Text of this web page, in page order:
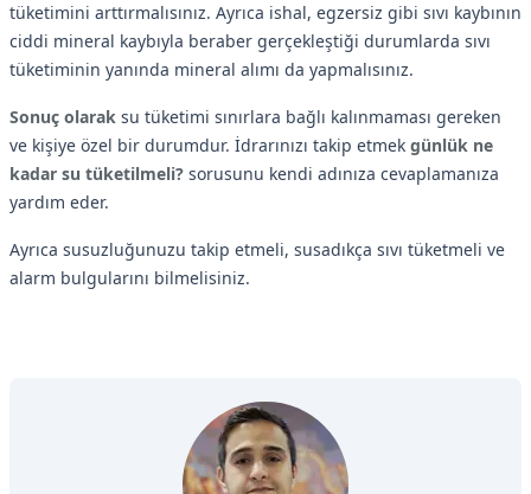
tüketimini arttırmalısınız. Ayrıca ishal, egzersiz gibi sıvı kaybının
ciddi mineral kaybıyla beraber gerçekleştiği durumlarda sıvı
tüketiminin yanında mineral alımı da yapmalısınız.
Sonuç olarak su tüketimi sınırlara bağlı kalınmaması gereken
ve kişiye özel bir durumdur. İdrarınızı takip etmek günlük ne
kadar su tüketilmeli? sorusunu kendi adınıza cevaplamanıza
yardım eder.
Ayrıca susuzluğunuzu takip etmeli, susadıkça sıvı tüketmeli ve
alarm bulgularını bilmelisiniz.